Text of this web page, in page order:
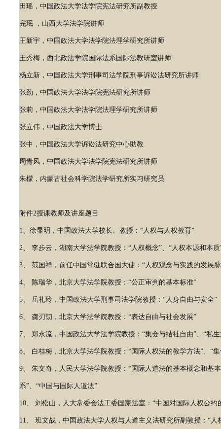
田瑶，中国政法大学法学院宪法研究所副教授
完珉 ，山西大学法学院讲师
王新宇，中国政法大学法学院法理学研究所讲师
王秀梅，西北政法学院国际法系国际法教研室讲师
杨立新，中国政法大学刑事司法学院刑事诉讼法研究所讲师
张劲，中国政法大学法学院宪法研究所讲师
张莉，中国政法大学法学院法理学研究所讲师
张立伟，中国政法大学博士
张中，中国政法大学诉讼法研究中心助教
周青风，中国政法大学法学院宪法研究所讲师
朱檬，内蒙古社会科学院法学研究所实习研究员
附件2授课教师及讲座题目
1、徐显明，中国政法大学校长、教授：“人权与人权教育”
2、 李步云，湖南大学法学院教授：“人权概念”、“人权本源和本质
3、 范国祥，前任中国常驻联合国大使：“人权观念与实践的发展
4、 陈瑞华，北京大学法学院教授：“公正审判的基本标准”
5、 岳礼玲，中国政法大学刑事司法学院教授：“人身自由与安全”
6、 龚刃韧，北京大学法学院教授：“表达自由与社会发展”
7、 郑永流，中国政法大学法学院教授：“集会与结社自由”、“私
8、 白桂梅，北京大学法学院教授：“国际人权法的教学方法”、“
9、 朱文奇，人民大学法学院教授：“国际人道法的基本概念和基
系”、“中国与国际人道法”
10、 刘松山，人大常委会法工委国家法室：“中国对国际人权公约
11、 班文战，中国政法大学人权与人道主义法研究所副教授：“